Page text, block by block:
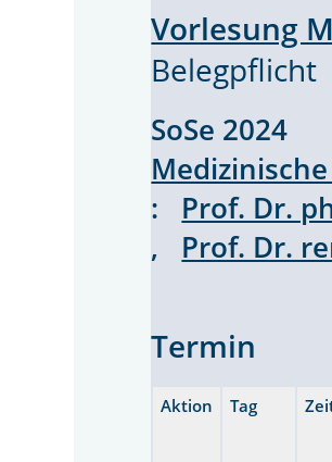
Vorlesung
Belegpflicht
SoSe
: Prof. Dr.
, Prof. Dr.
Termin
Aktion Tag